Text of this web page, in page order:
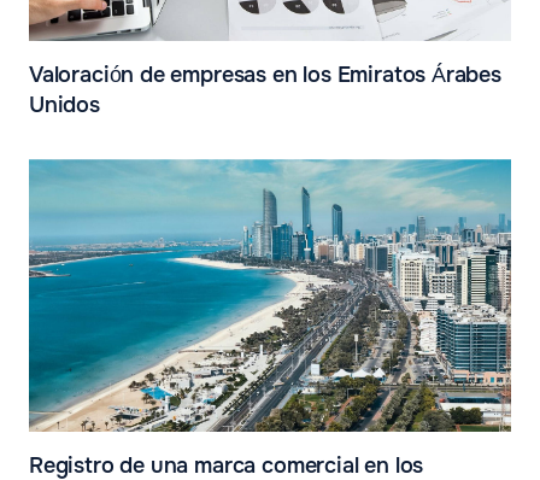
Valoración de empresas en los Emiratos Árabes
Unidos
Registro de una marca comercial en los